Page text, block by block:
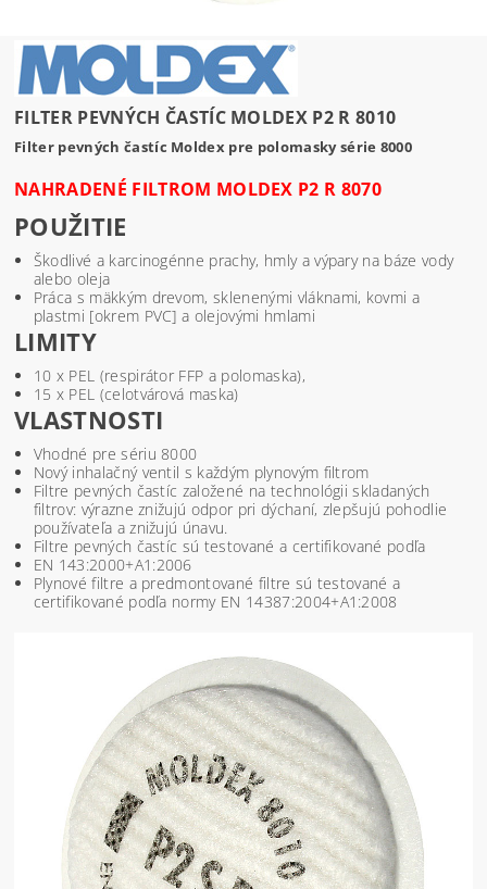
FILTER PEVNÝCH ČASTÍC MOLDEX P2 R 8010
Filter pevných častíc Moldex pre polomasky série 8000
NAHRADENÉ FILTROM MOLDEX P2 R 8070
POUŽITIE
Škodlivé a karcinogénne prachy, hmly a výpary na báze vody
alebo oleja
Práca s mäkkým drevom, sklenenými vláknami, kovmi a
plastmi [okrem PVC] a olejovými hmlami
LIMITY
10 x PEL (respirátor FFP a polomaska),
15 x PEL (celotvárová maska)
VLASTNOSTI
Vhodné pre sériu 8000
Nový inhalačný ventil s každým plynovým filtrom
Filtre pevných častíc založené na technológii skladaných
filtrov: výrazne znižujú odpor pri dýchaní, zlepšujú pohodlie
používateľa a znižujú únavu.
Filtre pevných častíc sú testované a certifikované podľa
EN 143:2000+A1:2006
Plynové filtre a predmontované filtre sú testované a
certifikované podľa normy EN 14387:2004+A1:2008